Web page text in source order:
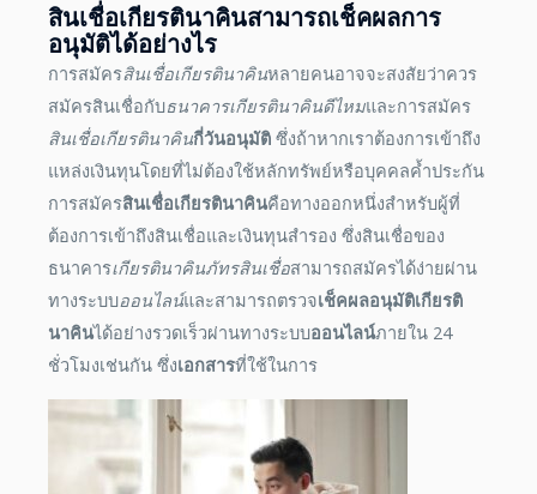
สินเชื่อเกียรตินาคินสามารถเช็คผลการ
อนุมัติได้อย่างไร
การสมัครสินเชื่อเกียรตินาคินหลายคนอาจจะสงสัยว่าควร
สมัครสินเชื่อกับธนาคารเกียรตินาคินดีไหมและการสมัคร
สินเชื่อเกียรตินาคินกี่วันอนุมัติ ซึ่งถ้าหากเราต้องการเข้าถึง
แหล่งเงินทุนโดยที่ไม่ต้องใช้หลักทรัพย์หรือบุคคลค้ำประกัน
การสมัครสินเชื่อเกียรตินาคินคือทางออกหนึ่งสำหรับผู้ที่
ต้องการเข้าถึงสินเชื่อและเงินทุนสำรอง ซึ่งสินเชื่อของ
ธนาคารเกียรตินาคินภัทรสินเชื่อสามารถสมัครได้ง่ายผ่าน
ทางระบบออนไลน์และสามารถตรวจเช็คผลอนุมัติเกียรติ
นาคินได้อย่างรวดเร็วผ่านทางระบบออนไลน์ภายใน 24
ชั่วโมงเช่นกัน ซึ่งเอกสารที่ใช้ในการ